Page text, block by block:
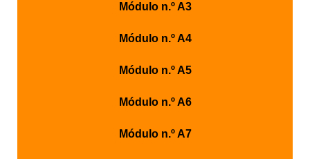
Módulo n.º A3
Módulo n.º A4
Módulo n.º A5
Módulo n.º A6
Módulo n.º A7